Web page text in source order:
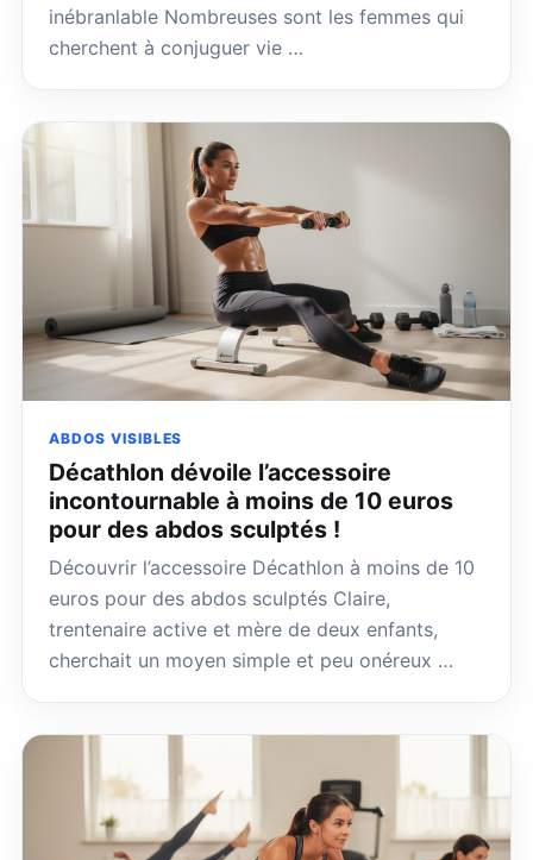
inébranlable Nombreuses sont les femmes qui
cherchent à conjuguer vie …
ABDOS VISIBLES
Décathlon dévoile l’accessoire
incontournable à moins de 10 euros
pour des abdos sculptés !
Découvrir l’accessoire Décathlon à moins de 10
euros pour des abdos sculptés Claire,
trentenaire active et mère de deux enfants,
cherchait un moyen simple et peu onéreux …